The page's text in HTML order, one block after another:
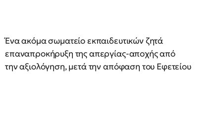
Ένα ακόμα σωματείο εκπαιδευτικών ζητά
επαναπροκήρυξη της απεργίας-αποχής από
την αξιολόγηση, μετά την απόφαση του Εφετείου